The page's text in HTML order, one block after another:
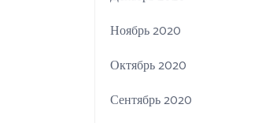
Ноябрь 2020
Октябрь 2020
Сентябрь 2020